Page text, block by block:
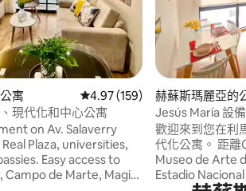
寓 從 159 則評價中獲得 4.97 的平
4.97 (159)
現代化和中心公寓
on Av. Salaverry
Plaza, universities,
Easy access to
Campo de Marte, Magic
赫蘇斯瑪麗亞的
Jesús María 設
歡迎來到您在利馬的新家
代化公寓。 距
Museo de Arte
Estadio